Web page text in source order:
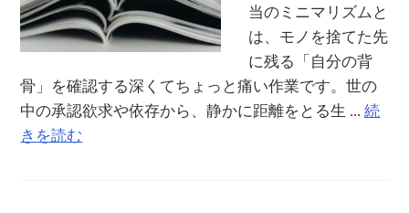
当のミニマリズムと
は、モノを捨てた先
に残る「自分の背
骨」を確認する深くてちょっと痛い作業です。世の
中の承認欲求や依存から、静かに距離をとる生 ...続
きを読む